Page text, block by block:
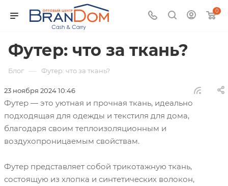
0
Футер: что за ткань?
Блог — Футер: что за ткань?
23 ноября 2024 10:46
Футер — это уютная и прочная ткань, идеально
подходящая для одежды и текстиля для дома,
благодаря своим теплоизоляционным и
воздухопроницаемым свойствам.
Футер представляет собой трикотажную ткань,
состоящую из хлопка и синтетических волокон,